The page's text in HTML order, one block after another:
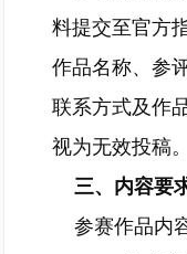
料提交至官方
作品名称、参
联系方式及作
视为无效投稿。
三、内容要
参赛作品内